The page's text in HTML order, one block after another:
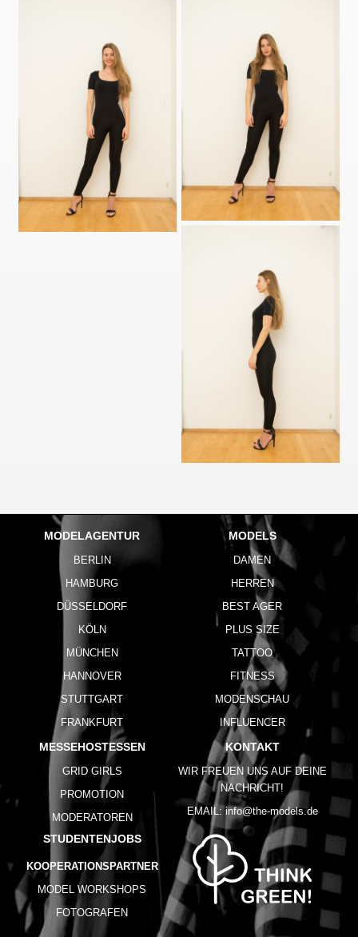
MODELAGENTUR
BERLIN
HAMBURG
DÜSSELDORF
KÖLN
MÜNCHEN
HANNOVER
STUTTGART
FRANKFURT
MODELS
DAMEN
HERREN
BEST AGER
PLUS SIZE
TATTOO
FITNESS
MODENSCHAU
INFLUENCER
MESSEHOSTESSEN
GRID GIRLS
PROMOTION
MODERATOREN
STUDENTENJOBS
KOOPERATIONSPARTNER
MODEL WORKSHOPS
FOTOGRAFEN
KONTAKT
WIR FREUEN UNS AUF DEINE
NACHRICHT!
EMAIL: info@the-models.de